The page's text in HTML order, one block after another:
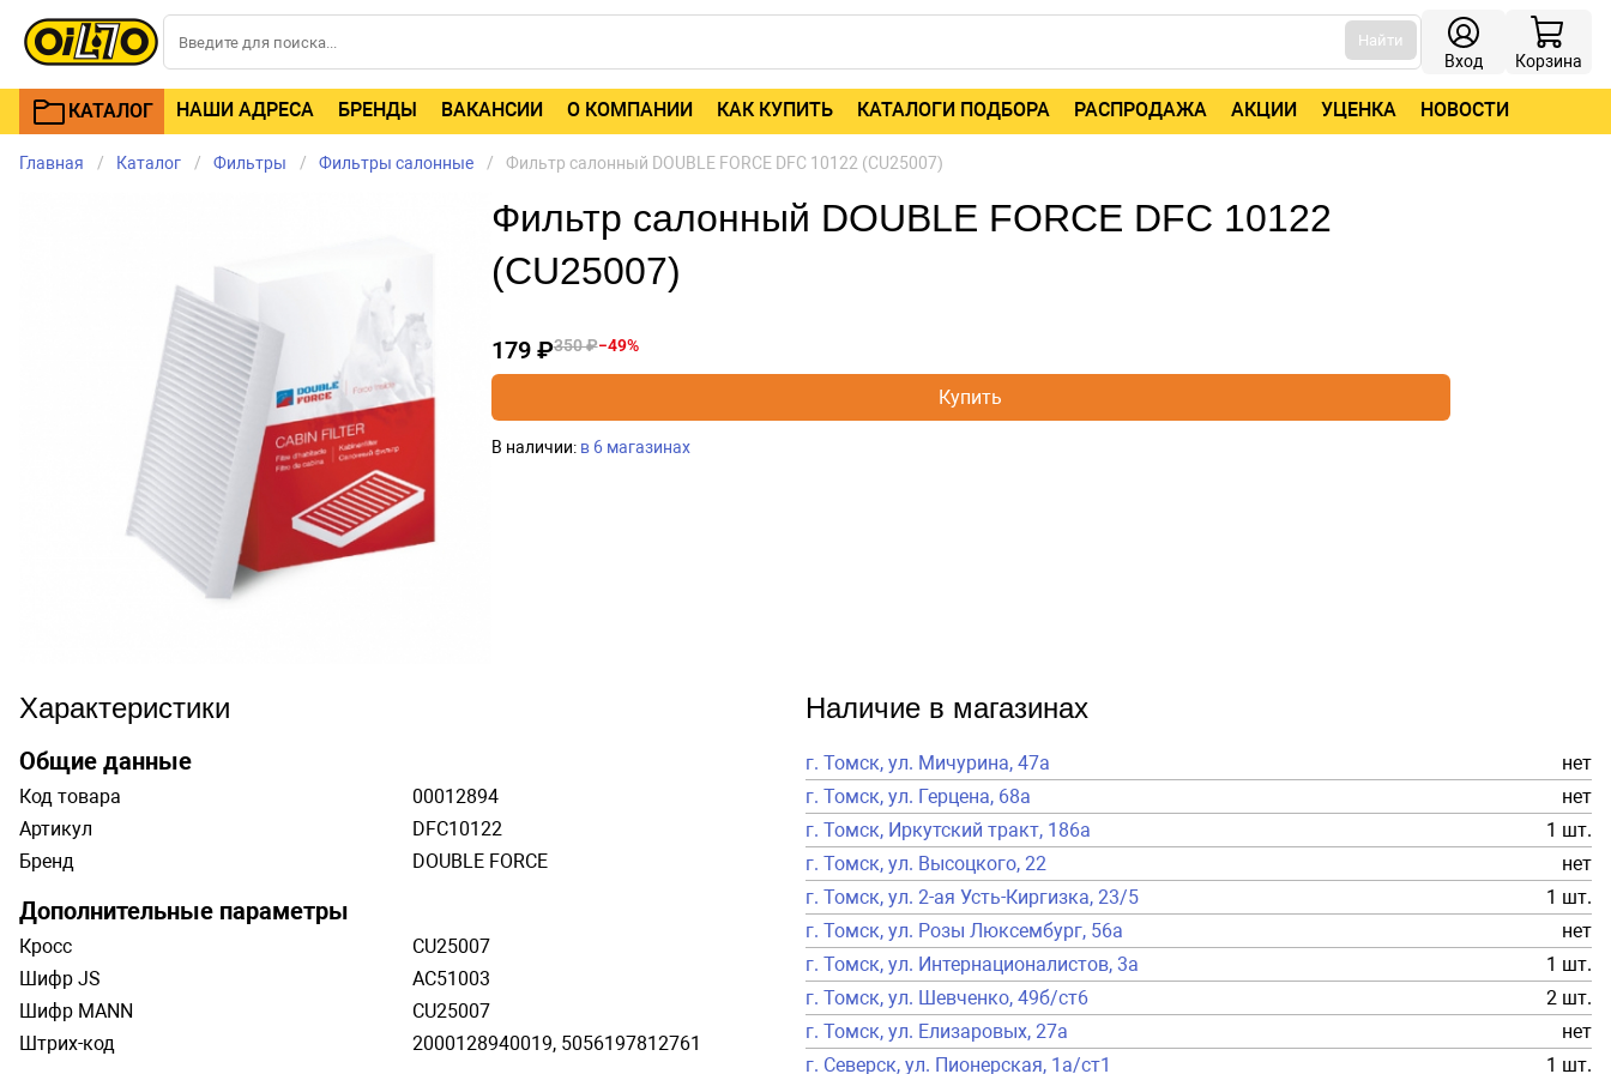
Найти
Вход Корзина
КАТАЛОГ НАШИ АДРЕСА БРЕНДЫ ВАКАНСИИ О КОМПАНИИ КАК КУПИТЬ КАТАЛОГИ ПОДБОРА РАСПРОДАЖА АКЦИИ УЦЕНКА НОВОСТИ
Главная Каталог Фильтры Фильтры салонные Фильтр салонный DOUBLE FORCE DFС 10122 (CU25007)
Фильтр салонный DOUBLE FORCE DFС 10122
(CU25007)
179 ₽350 ₽−49%
Купить
В наличии: в 6 магазинах
Характеристики
Общие данные
Код товара
00012894
Артикул
DFC10122
Бренд
DOUBLE FORCE
Дополнительные параметры
Кросс
CU25007
Шифр JS
AC51003
Шифр MANN
CU25007
Штрих-код
2000128940019, 5056197812761
Наличие в магазинах
г. Томск, ул. Мичурина, 47а
нет
г. Томск, ул. Герцена, 68а
нет
г. Томск, Иркутский тракт, 186а
1 шт.
г. Томск, ул. Высоцкого, 22
нет
г. Томск, ул. 2-ая Усть-Киргизка, 23/5
1 шт.
г. Томск, ул. Розы Люксембург, 56а
нет
г. Томск, ул. Интернационалистов, 3а
1 шт.
г. Томск, ул. Шевченко, 49б/ст6
2 шт.
г. Томск, ул. Елизаровых, 27а
нет
г. Северск, ул. Пионерская, 1а/ст1
1 шт.